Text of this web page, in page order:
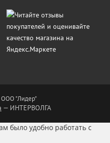
"Лидер"
— ИНТЕРВОЛГА
было удобно работать с